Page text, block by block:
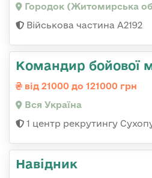
Городок (Житомирська
Військова частина А2192
Командир бойової
від 21000 до 121000 грн
Вся Україна
1 центр рекрутингу
Навідник